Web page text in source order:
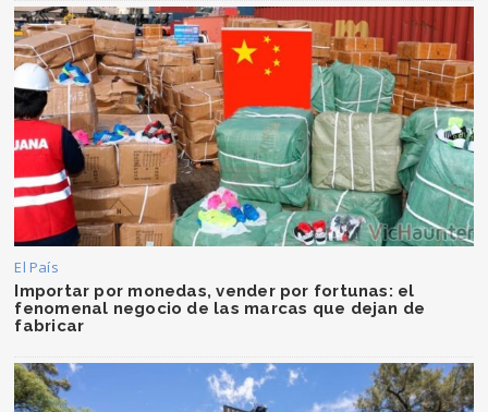
El País
Importar por monedas, vender por fortunas: el
fenomenal negocio de las marcas que dejan de
fabricar